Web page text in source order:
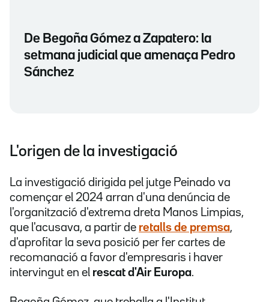
De Begoña Gómez a Zapatero: la
setmana judicial que amenaça Pedro
Sánchez
L'origen de la investigació
La investigació dirigida pel jutge Peinado va
començar el 2024 arran d'una denúncia de
l'organització d'extrema dreta Manos Limpias,
que l'acusava, a partir de retalls de premsa,
d'aprofitar la seva posició per fer cartes de
recomanació a favor d'empresaris i haver
intervingut en el rescat d'Air Europa.